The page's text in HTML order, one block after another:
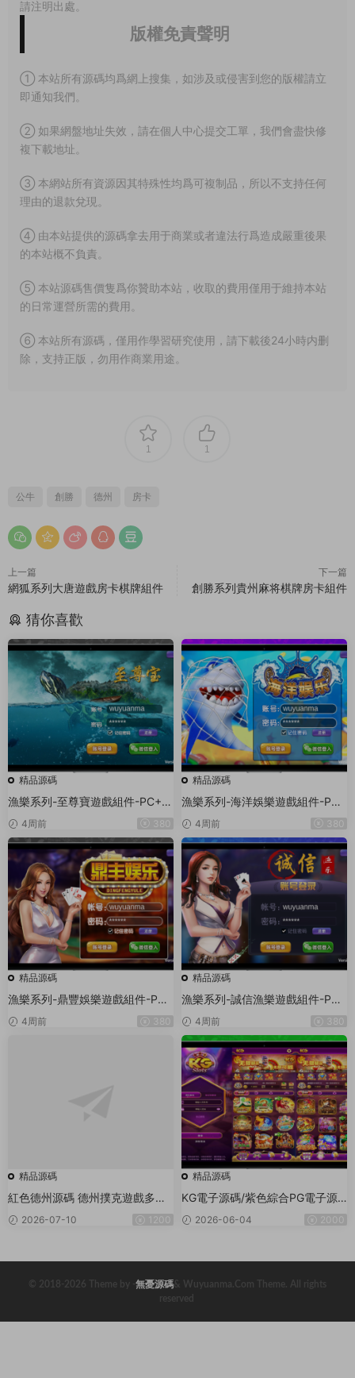
請注明出處。
版權免責聲明
① 本站所有源碼均爲網上搜集，如涉及或侵害到您的版權請立
即通知我們。
② 如果網盤地址失效，請在個人中心提交工單，我們會盡快修
複下載地址。
③ 本網站所有資源因其特殊性均爲可複制品，所以不支持任何
理由的退款兌現。
④ 由本站提供的源碼拿去用于商業或者違法行爲造成嚴重後果
的本站概不負責。
⑤ 本站源碼售價隻爲你贊助本站，收取的費用僅用于維持本站
的日常運營所需的費用。
⑥ 本站所有源碼，僅用作學習研究使用，請下載後24小時内删
除，支持正版，勿用作商業用途。
1 1
公牛 創勝 德州 房卡
上一篇
網狐系列大唐遊戲房卡棋牌組件
下一篇
創勝系列貴州麻将棋牌房卡組件
猜你喜歡
精品源碼
漁樂系列-至尊寶遊戲組件-PC+安
卓+蘋果3端
4周前 380
精品源碼
漁樂系列-海洋娛樂遊戲組件-PC
+安卓+蘋果3端
4周前 380
精品源碼
漁樂系列-鼎豐娛樂遊戲組件-PC
+安卓+蘋果3端
4周前 380
精品源碼
漁樂系列-誠信漁樂遊戲組件-PC
+安卓+蘋果3端
4周前 380
精品源碼
紅色德州源碼 德州撲克遊戲多語
言版/Unity+JAVA版APP雙端源
碼/中英繁三語言+帶控+帶彩池持
2026-07-10 1200
精品源碼
KG電子源碼/紫色綜合PG電子源
碼/老虎機源碼/電玩城源碼/PG遊
戲系統源碼/棋牌捕魚無需接口無
2026-06-04 2000
© 2018-2026 Theme by -無憂源碼& Wuyuanma.Com Theme. All rights
reserved